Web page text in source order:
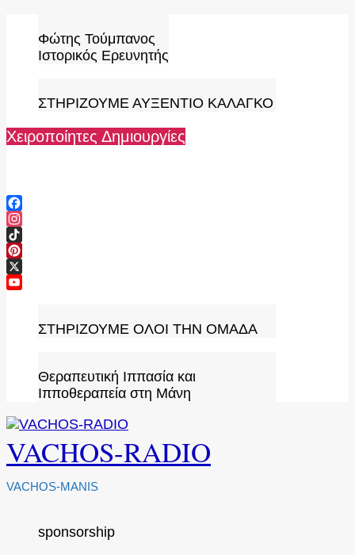
content
Φώτης Τούμπανος
Ιστορικός Ερευνητής
ΣΤΗΡΙΖΟΥΜΕ ΑΥΞΕΝΤΙΟ ΚΑΛΑΓΚΟ
Χειροποίητες Δημιουργίες
Facebook
Instagram
TikTok
Pinterest
X
ΣΤΗΡΙΖΟΥΜΕ ΟΛΟΙ ΤΗΝ ΟΜΑΔΑ
Θεραπευτική Ιππασία και
Ιπποθεραπεία στη Μάνη
VACHOS-RADIO
VACHOS-MANIS
sponsorship